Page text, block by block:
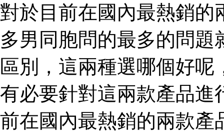
對於目前在國內最熱銷的
多男同胞問的最多的問
區別，這兩種選哪個好呢
有必要針對這兩款產品進
前在國內最熱銷的兩款產